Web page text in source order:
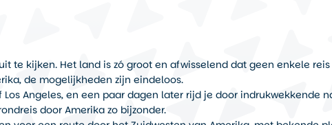
te kijken. Het land is zó groot en afwisselend dat geen enkele
de mogelijkheden zijn eindeloos.
Angeles, en een paar dagen later rijd je door indrukwekkende
door Amerika zo bijzonder.